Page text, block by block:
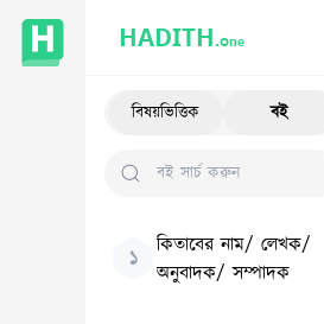
HADITH.One
বিষয়ভিত্তিক বই
১
কিতাবের নাম/ লেখক/
অনুবাদক/ সম্পাদক